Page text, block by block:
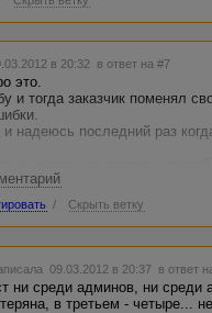
в 20:32 в ответ на #7
это.
и тогда заказчик поменял
и надеюсь последний раз
и обоснованно.
сказать так "крик души", что
получается.
успокоился.
Тут есть деление
/ Скрыть ветку
09.03.2012 в 20:37 в ответ
ни среди админов, ни
в третьем - четыре...